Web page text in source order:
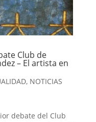
Club de
– El artista en
, NOTICIAS
debate del Club